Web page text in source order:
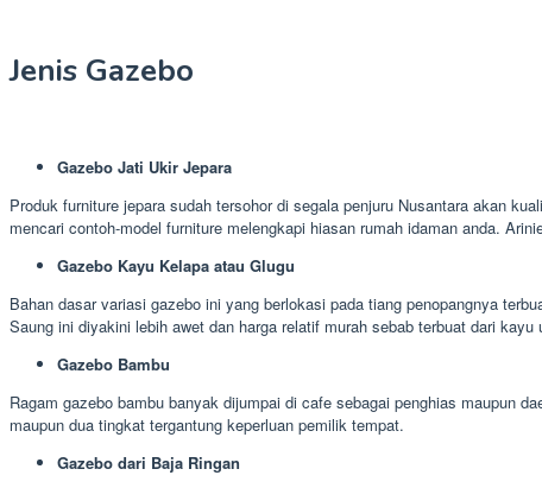
Jenis Gazebo
Gazebo Jati Ukir Jepara
Produk furniture jepara sudah tersohor di segala penjuru Nusantara akan
mencari contoh-model furniture melengkapi hiasan rumah idaman anda.
Gazebo Kayu Kelapa atau Glugu
Bahan dasar variasi gazebo ini yang berlokasi pada tiang penopangnya
Saung ini diyakini lebih awet dan harga relatif murah sebab terbuat dari kayu
Gazebo Bambu
Ragam gazebo bambu banyak dijumpai di cafe sebagai penghias maupun
maupun dua tingkat tergantung keperluan pemilik tempat.
Gazebo dari Baja Ringan